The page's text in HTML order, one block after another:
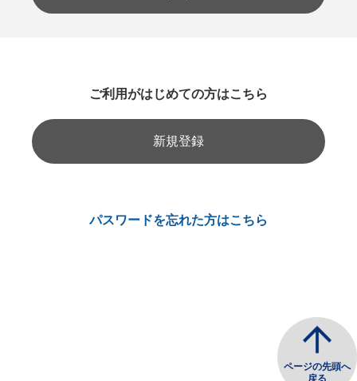
ご利用がはじめての方はこちら
新規登録
パスワードを忘れた方はこちら
ページの先頭へ
戻る